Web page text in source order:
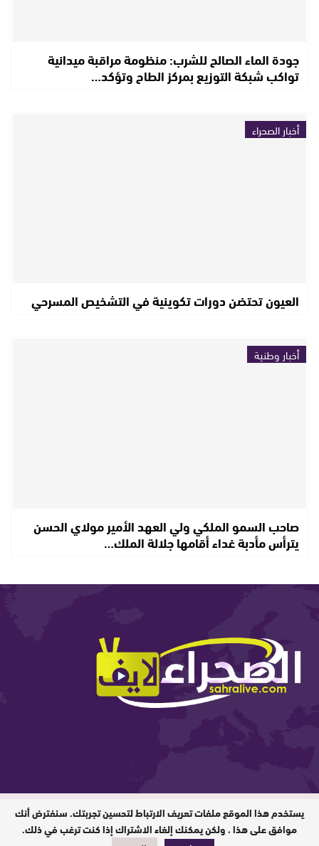
جودة الماء الصالح للشرب: منظومة مراقبة ميدانية
تواكب شبكة التوزيع بمركز الطاح وتؤكد…
أخبار الصحراء
العيون تحتضن دورات تكوينية في التشخيص المسرحي
أخبار وطنية
صاحب السمو الملكي ولي العهد الأمير مولاي الحسن
يترأس مأدبة غداء أقامها جلالة الملك…
المدير المسؤول : ابيبك المحفوظ / جميع
الحقوق محفوظة © 2026
يستخدم هذا الموقع ملفات تعريف الارتباط لتحسين تجربتك. سنفترض أنك
موافق على هذا ، ولكن يمكنك إلغاء الاشتراك إذا كنت ترغب في ذلك.